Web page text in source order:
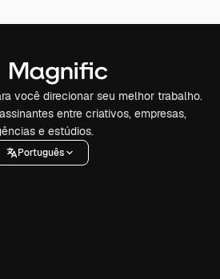
você direcionar seu melhor trabalho.
entre criativos, empresas,
e estúdios.
Português